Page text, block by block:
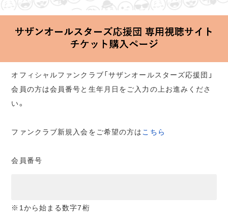
サザンオールスターズ 特別ライブ 2020
「Keep Smilin’～皆さん、ありがとうございます!!～」
2020.06.25 Thu 20:00 Start at 横浜アリーナ
オフィシャルファンクラブ「サザンオールスターズ応援団」
会員の方は会員番号と生年月日をご入力の上お進みくださ
い。
ファンクラブ新規入会をご希望の方は こちら
会員番号
※1から始まる数字7桁